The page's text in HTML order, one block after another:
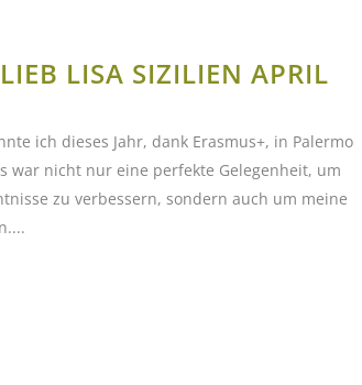
LISA SIZILIEN APRIL
ich dieses Jahr, dank Erasmus+, in Palermo
war nicht nur eine perfekte Gelegenheit, um
zu verbessern, sondern auch um meine